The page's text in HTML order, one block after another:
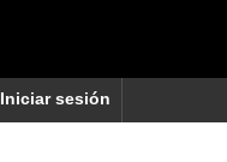
Iniciar sesión